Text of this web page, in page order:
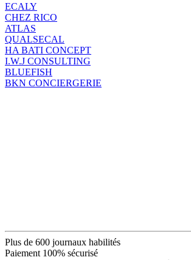
ECALY
CHEZ RICO
ATLAS
QUALSECAL
HA BATI CONCEPT
I.W.J CONSULTING
BLUEFISH
BKN CONCIERGERIE
Plus de 600 journaux habilités
Paiement 100% sécurisé